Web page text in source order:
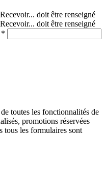
doit être renseigné
doit être renseigné
*
toutes les fonctionnalités de
promotions réservées
tous les formulaires sont